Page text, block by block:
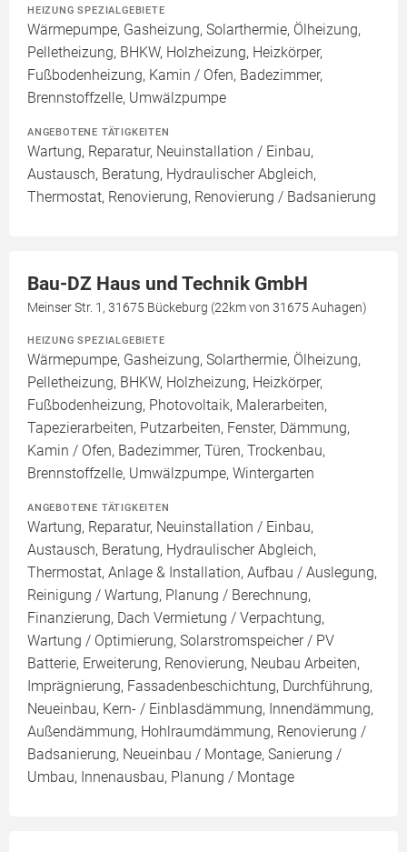
HEIZUNG SPEZIALGEBIETE
Wärmepumpe, Gasheizung, Solarthermie, Ölheizung,
Pelletheizung, BHKW, Holzheizung, Heizkörper,
Fußbodenheizung, Kamin / Ofen, Badezimmer,
Brennstoffzelle, Umwälzpumpe
ANGEBOTENE TÄTIGKEITEN
Wartung, Reparatur, Neuinstallation / Einbau,
Austausch, Beratung, Hydraulischer Abgleich,
Thermostat, Renovierung, Renovierung / Badsanierung
Bau-DZ Haus und Technik GmbH
Meinser Str. 1, 31675 Bückeburg (22km von 31675 Auhagen)
HEIZUNG SPEZIALGEBIETE
Wärmepumpe, Gasheizung, Solarthermie, Ölheizung,
Pelletheizung, BHKW, Holzheizung, Heizkörper,
Fußbodenheizung, Photovoltaik, Malerarbeiten,
Tapezierarbeiten, Putzarbeiten, Fenster, Dämmung,
Kamin / Ofen, Badezimmer, Türen, Trockenbau,
Brennstoffzelle, Umwälzpumpe, Wintergarten
ANGEBOTENE TÄTIGKEITEN
Wartung, Reparatur, Neuinstallation / Einbau,
Austausch, Beratung, Hydraulischer Abgleich,
Thermostat, Anlage & Installation, Aufbau / Auslegung,
Reinigung / Wartung, Planung / Berechnung,
Finanzierung, Dach Vermietung / Verpachtung,
Wartung / Optimierung, Solarstromspeicher / PV
Batterie, Erweiterung, Renovierung, Neubau Arbeiten,
Imprägnierung, Fassadenbeschichtung, Durchführung,
Neueinbau, Kern- / Einblasdämmung, Innendämmung,
Außendämmung, Hohlraumdämmung, Renovierung /
Badsanierung, Neueinbau / Montage, Sanierung /
Umbau, Innenausbau, Planung / Montage